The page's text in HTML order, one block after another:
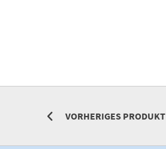
VORHERIGES PRODUKT